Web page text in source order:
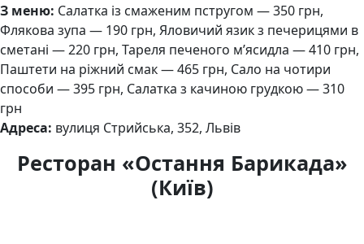
З меню: Салатка із смаженим пстругом — 350 грн,
Флякова зупа — 190 грн, Яловичий язик з печерицями в
сметані — 220 грн, Тареля печеного м’ясидла — 410 грн,
Паштети на ріжний смак — 465 грн, Сало на чотири
способи — 395 грн, Салатка з качиною грудкою — 310
грн
Адреса: вулиця Стрийська, 352, Львів
Ресторан «Остання Барикада»
(Київ)